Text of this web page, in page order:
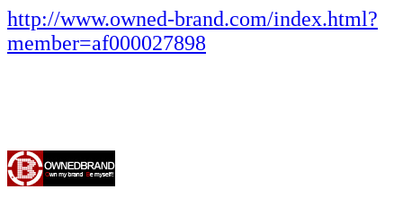
http://www.owned-brand.com/index.html?
member=af000027898